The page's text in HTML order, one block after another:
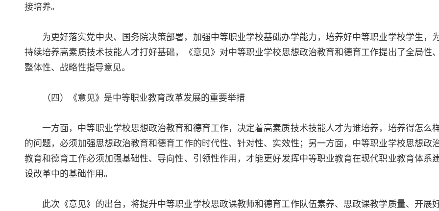
接培养。
为更好落实党中央、国务院决策部署，加强中等职业学校基础办学能力，培养好中等职业学校学生，
持续培养高素质技术技能人才打好基础，《意见》对中等职业学校思想政治教育和德育工作提出了全局性、
整体性、战略性指导意见。
（四）《意见》是中等职业教育改革发展的重要举措
一方面，中等职业学校思想政治教育和德育工作，决定着高素质技术技能人才为谁培养，培养得怎么
的问题，必须加强思想政治教育和德育工作的时代性、针对性、实效性；另一方面，中等职业学校思想政
教育和德育工作必须加强基础性、导向性、引领性作用，才能更好发挥中等职业教育在现代职业教育体系
设改革中的基础作用。
此次《意见》的出台，将提升中等职业学校思政课教师和德育工作队伍素养、思政课教学质量、开展